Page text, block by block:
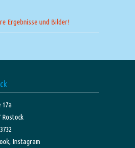
Ergebnisse und Bilder!
Rostock
Instagram